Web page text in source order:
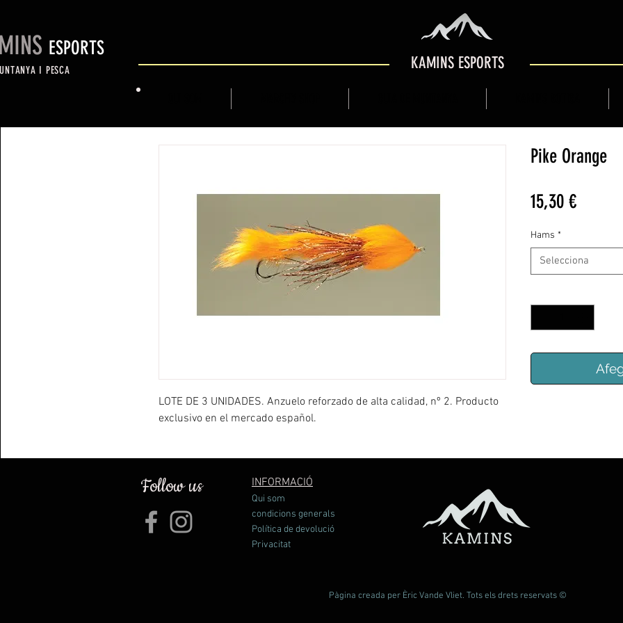
ESPORTS
I PESCA KAMINS ESPORTS
LOTE DE 3 UNIDADES. Anzuelo reforzado de alta calidad, nº 2. Producto
exclusivo en el mercado español.
Pike Orange
15,30 €Price
Hams *
Selecciona
Follow us INFORMACIÓ
Qui som
condicions generals
Política de devolució
Privacitat
Pàgina creada per Èric Vande Vliet. Tots els drets reservats ©